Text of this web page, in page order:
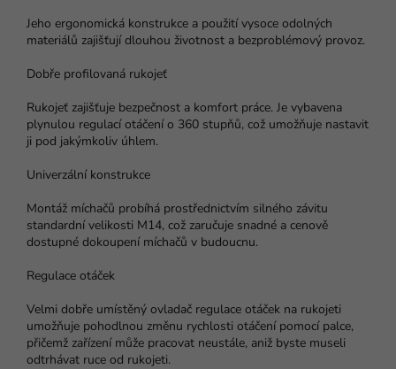
Jeho ergonomická konstrukce a použití vysoce odolných
materiálů zajišťují dlouhou životnost a bezproblémový provoz.
Dobře profilovaná rukojeť
Rukojeť zajišťuje bezpečnost a komfort práce. Je vybavena
plynulou regulací otáčení o 360 stupňů, což umožňuje nastavit
ji pod jakýmkoliv úhlem.
Univerzální konstrukce
Montáž míchačů probíhá prostřednictvím silného závitu
standardní velikosti M14, což zaručuje snadné a cenově
dostupné dokoupení míchačů v budoucnu.
Regulace otáček
Velmi dobře umístěný ovladač regulace otáček na rukojeti
umožňuje pohodlnou změnu rychlosti otáčení pomocí palce,
přičemž zařízení může pracovat neustále, aniž byste museli
odtrhávat ruce od rukojeti.